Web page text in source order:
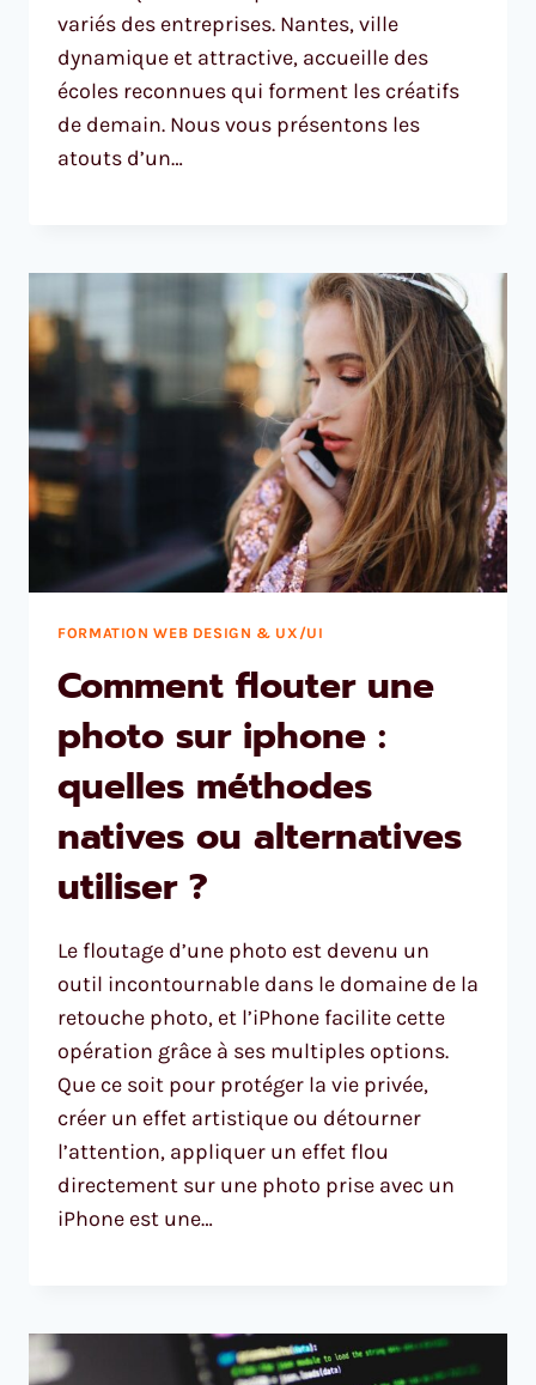
variés des entreprises. Nantes, ville
dynamique et attractive, accueille des
écoles reconnues qui forment les créatifs
de demain. Nous vous présentons les
atouts d’un…
FORMATION WEB DESIGN & UX/UI
Comment flouter une
photo sur iphone :
quelles méthodes
natives ou alternatives
utiliser ?
Le floutage d’une photo est devenu un
outil incontournable dans le domaine de la
retouche photo, et l’iPhone facilite cette
opération grâce à ses multiples options.
Que ce soit pour protéger la vie privée,
créer un effet artistique ou détourner
l’attention, appliquer un effet flou
directement sur une photo prise avec un
iPhone est une…